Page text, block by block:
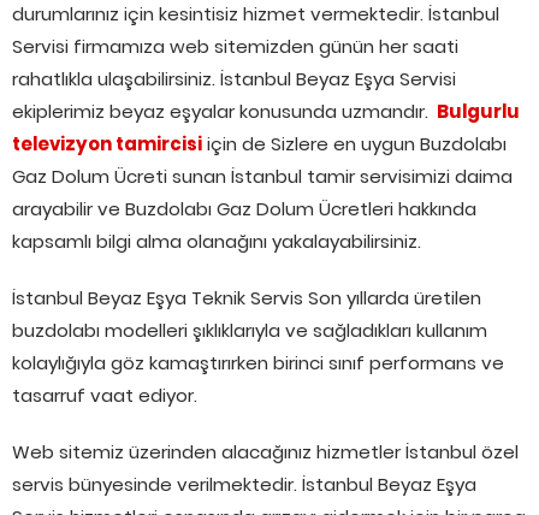
durumlarınız için kesintisiz hizmet vermektedir. İstanbul
Servisi firmamıza web sitemizden günün her saati
rahatlıkla ulaşabilirsiniz. İstanbul Beyaz Eşya Servisi
ekiplerimiz beyaz eşyalar konusunda uzmandır. Bulgurlu
televizyon tamircisiiçin de Sizlere en uygun Buzdolabı
Gaz Dolum Ücreti sunan İstanbul tamir servisimizi daima
arayabilir ve Buzdolabı Gaz Dolum Ücretleri hakkında
kapsamlı bilgi alma olanağını yakalayabilirsiniz.
İstanbul Beyaz Eşya Teknik Servis Son yıllarda üretilen
buzdolabı modelleri şıklıklarıyla ve sağladıkları kullanım
kolaylığıyla göz kamaştırırken birinci sınıf performans ve
tasarruf vaat ediyor.
Web sitemiz üzerinden alacağınız hizmetler İstanbul özel
servis bünyesinde verilmektedir. İstanbul Beyaz Eşya